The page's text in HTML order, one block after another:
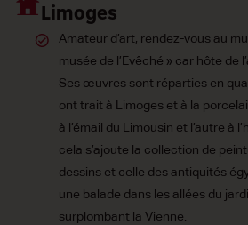
Limoges
Amateur d’art, rendez-vous au
musée de l’Evêché » car hôte de
Ses œuvres sont réparties en
ont trait à Limoges et à la
à l’émail du Limousin et l’autre à
cela s’ajoute la collection de
dessins et celle des antiquités
une balade dans les allées du
surplombant la Vienne.